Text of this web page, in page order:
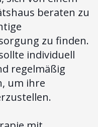
beraten zu
zu finden.
individuell
regelmäßig
um ihre